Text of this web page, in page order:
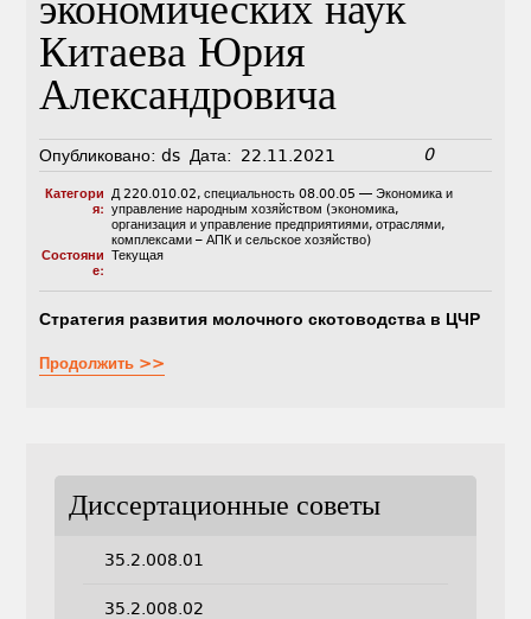
экономических наук
Китаева Юрия
Александровича
Опубликовано: ds Дата: 22.11.2021 0
Категори
я:
Д 220.010.02, специальность 08.00.05 — Экономика и
управление народным хозяйством (экономика,
организация и управление предприятиями, отраслями,
комплексами – АПК и сельское хозяйство)
Состояни
е:
Текущая
Стратегия развития молочного скотоводства в ЦЧР
Продолжить >>
Диссертационные советы
35.2.008.01
35.2.008.02